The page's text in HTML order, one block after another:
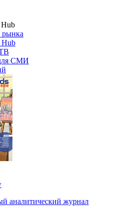
рынка
Hub
СМИ
аналитический журнал